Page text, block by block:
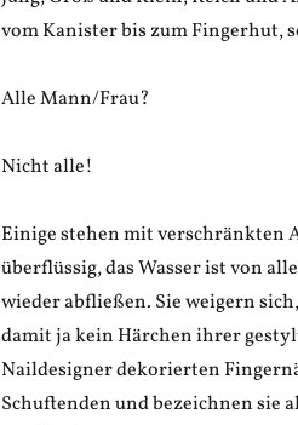
vom Kanister bis zum Fingerhut,
Alle Mann/Frau?
Nicht alle!
Einige stehen mit verschränkten
überflüssig, das Wasser ist von
wieder abfließen. Sie weigern
damit ja kein Härchen ihrer
Naildesigner dekorierten
Schuftenden und bezeichnen sie